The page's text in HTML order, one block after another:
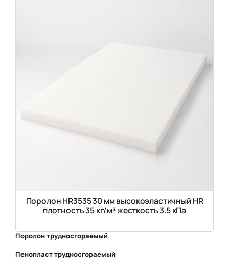
Поролон HR3535 30 мм высокоэластичный HR
плотность 35 кг/м³ жесткость 3.5 кПа
Поролон трудносгораемый
Пенопласт трудносгораемый